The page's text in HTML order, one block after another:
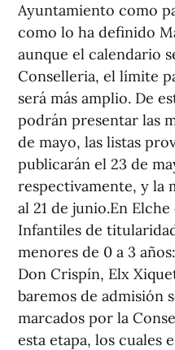
Ayuntamiento como
como lo ha definido
aunque el calendario
Conselleria, el límite
será más amplio. De
podrán presentar las
de mayo, las listas
publicarán el 23 de
respectivamente, y la
al 21 de junio.En
Infantiles de
menores de 0 a 3
Don Crispín, Elx
baremos de admisión
marcados por la
esta etapa, los cuales